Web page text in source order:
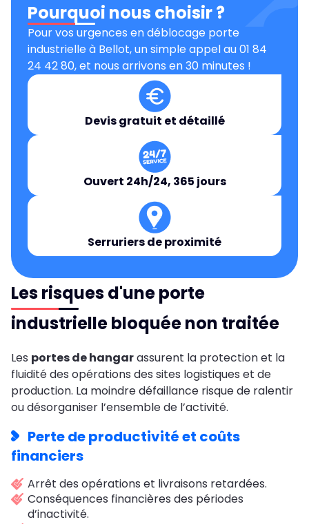
Pourquoi nous choisir ?
Pour vos urgences en déblocage porte
industrielle à Bellot, un simple appel au 01 84
24 42 80, et nous arrivons en 30 minutes !
Devis gratuit et détaillé
Ouvert 24h/24, 365 jours
Serruriers de proximité
Les risques d'une porte
industrielle bloquée non traitée
Les portes de hangarassurent la protection et la
fluidité des opérations des sites logistiques et de
production. La moindre défaillance risque de ralentir
ou désorganiser l’ensemble de l’activité.
Perte de productivité et coûts
financiers
Arrêt des opérations et livraisons retardées.
Conséquences financières des périodes
d’inactivité.